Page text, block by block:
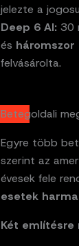
jelezte a
Deep 6 AI: 30
és háromszor
felvásárolta.
Betegoldali
Egyre több
szerint az
évesek fele
esetek
Két említésre